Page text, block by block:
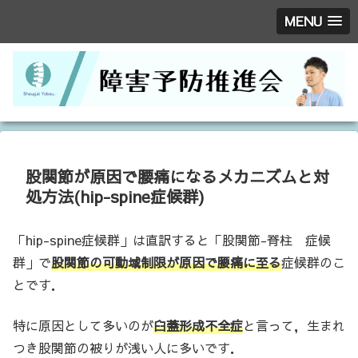
MENU
股関節が原因で腰痛になるメカニズムと対
処方法(hip-spine症候群)
「hip-spine症候群」は直訳すると「股関節-脊柱 症候
群」で股関節の可動域制限が原因で腰痛に至る症候群のこ
とです．
特に原因として多いのが臼蓋形成不全症と言って，生まれ
つき股関節の被りが浅い人に多いです．